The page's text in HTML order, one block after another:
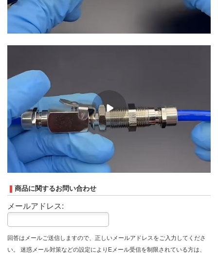
商品に関するお問い合わせ
メールアドレス:
回答はメールご送信しますので、正しいメールアドレスをご入力してくださ
い。 迷惑メール対策などの設定によりEメール受信を制限されている方は、